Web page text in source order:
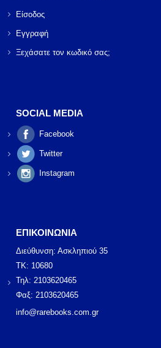
Είσοδος
Εγγραφή
Ξεχάσατε τον κωδικό σας;
SOCIAL MEDIA
Facebook
Twitter
Instagram
ΕΠΙΚΟΙΝΩΝΙΑ
Διεύθυνση: Ασκληπιού 35
ΤΚ: 10680
Τηλ: 2103620465
Φαξ: 2103620465
info@rarebooks.com.gr